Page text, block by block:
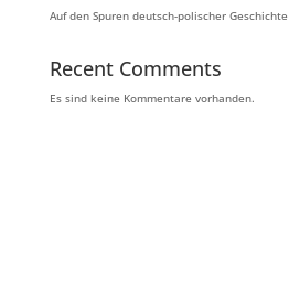
Auf den Spuren deutsch-polischer Geschichte
Recent Comments
Es sind keine Kommentare vorhanden.